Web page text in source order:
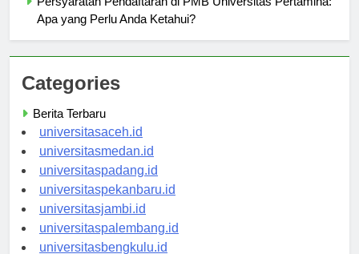
Persyaratan Pendaftaran di PMB Universitas Pertamina:
Categories
Berita Terbaru
universitasaceh.id
universitasmedan.id
universitaspadang.id
universitaspekanbaru.id
universitasjambi.id
universitaspalembang.id